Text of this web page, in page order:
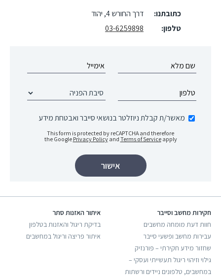
כתובתנו:
דרך החורש 4, יהוד
טלפון:
03-6259898
מאשר/ת קבלת ניוזלטר בנושאי סייבר ואבטחת מידע
This form is protected by reCAPTCHA and therefore
the Google Privacy Policyand Terms of Serviceapply
חקירות מחשב וסייבר
חוות דעת מומחה מחשבים
עבירות מחשב ופשעי סייבר
שחזור מידע חקירתי – פורנזיק
גילוי וזיהוי ריגול תעשייתי ועסקי –
במחשבים, טלפונים ניידים ורשתות
איתור האזנות סתר
בדיקת ריגול והאזנות בטלפון
איתור פריצה וריגול במחשבים